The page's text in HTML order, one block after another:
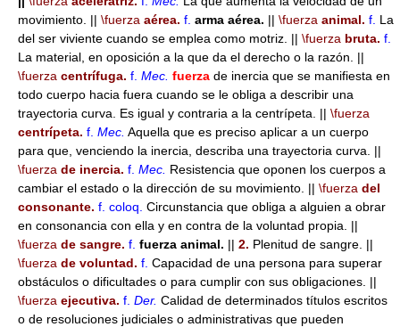
movimiento. || \fuerza aérea. f. arma aérea. || \fuerza animal. f. La
del ser viviente cuando se emplea como motriz. || \fuerza bruta. f.
La material, en oposición a la que da el derecho o la razón. ||
\fuerza centrífuga. f. Mec. fuerza de inercia que se manifiesta en
todo cuerpo hacia fuera cuando se le obliga a describir una
trayectoria curva. Es igual y contraria a la centrípeta. || \fuerza
centrípeta. f. Mec. Aquella que es preciso aplicar a un cuerpo
para que, venciendo la inercia, describa una trayectoria curva. ||
\fuerza de inercia. f. Mec. Resistencia que oponen los cuerpos a
cambiar el estado o la dirección de su movimiento. || \fuerza del
consonante. f. coloq. Circunstancia que obliga a alguien a obrar
en consonancia con ella y en contra de la voluntad propia. ||
\fuerza de sangre. f. fuerza animal. || 2. Plenitud de sangre. ||
\fuerza de voluntad. f. Capacidad de una persona para superar
obstáculos o dificultades o para cumplir con sus obligaciones. ||
\fuerza ejecutiva. f. Der. Calidad de determinados títulos escritos
o de resoluciones judiciales o administrativas que pueden